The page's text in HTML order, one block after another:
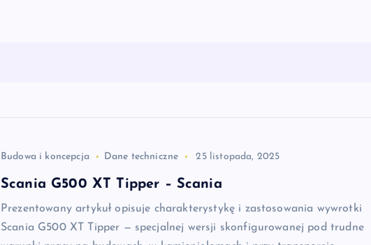
Budowa i koncepcja Dane techniczne 25 listopada, 2025
Scania G500 XT Tipper – Scania
Prezentowany artykuł opisuje charakterystykę i zastosowania wywrotki
Scania G500 XT Tipper — specjalnej wersji skonfigurowanej pod trudne